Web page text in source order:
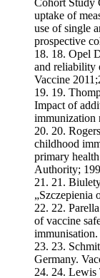
uptake of
use of single
prospective
18. Opel
and reliability
Vaccine
19.
Impact of
immunization
20.
childhood
primary
Authority;
21.
„Szczepienia
22.
of vaccine
23.
Germany.
24. Lewis